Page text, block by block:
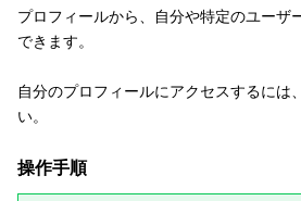
プロフィールから、自分や特定のユーザ
できます。
自分のプロフィールにアクセスするには
い。
操作手順